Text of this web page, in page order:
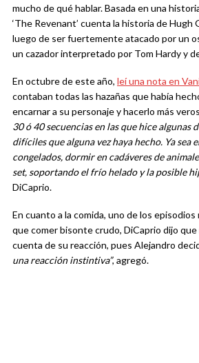
mucho de qué hablar. Basada en una
‘The Revenant’ cuenta la historia de Hugh
luego de ser fuertemente atacado por un
un cazador interpretado por Tom Hardy y
En octubre de este año, leí una nota en
contaban todas las hazañas que había
encarnar a su personaje y hacerlo más
30 ó 40 secuencias en las que hice algunas
difíciles que alguna vez haya hecho. Ya sea
congelados, dormir en cadáveres de
set, soportando el frío helado y la posible
DiCaprio.
En cuanto a la comida, uno de los
que comer bisonte crudo, DiCaprio dijo que
cuenta de su reacción, pues Alejandro
una reacción instintiva”, agregó.